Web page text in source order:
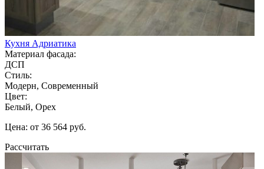
Кухня Адриатика
Материал фасада:
ДСП
Стиль:
Модерн, Современный
Цвет:
Белый, Орех
Цена: от 36 564 руб.
Рассчитать